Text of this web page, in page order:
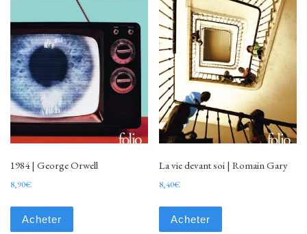
1984 | George Orwell
8,90€
Acheter
La vie devant soi | Romain Gary
8,40€
Acheter